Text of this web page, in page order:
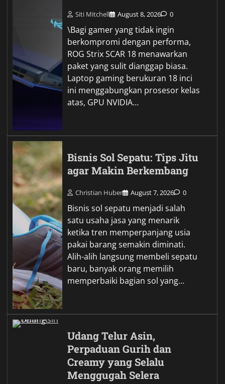
Siti Mitchell August 8, 2026 0
\Bagi gamer yang tidak ingin
berkompromi dengan performa,
ROG Strix SCAR 18 menawarkan
paket yang sulit dianggap biasa.
Laptop gaming berukuran 18 inci
ini menggabungkan prosesor kelas
atas, GPU NVIDIA…
Bisnis Sol Sepatu: Tips Jitu
agar Makin Berkembang
Christian Huber August 7, 2026 0
Bisnis sol sepatu menjadi salah
satu usaha jasa yang menarik
ketika tren memperpanjang usia
pakai barang semakin diminati.
Alih-alih langsung membeli sepatu
baru, banyak orang memilih
memperbaiki bagian sol yang…
Udang Telur Asin,
Perpaduan Gurih dan
Creamy yang Selalu
Menggugah Selera